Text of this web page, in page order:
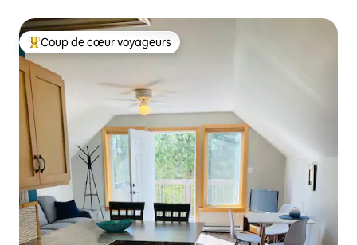
Coups de cœur voyageurs les plus appréciés
Coup de cœur voyageurs